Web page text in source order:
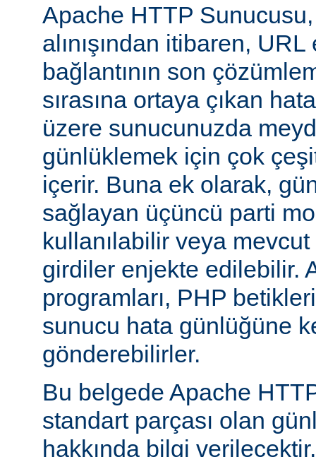
Apache HTTP
alınışından itibaren,
bağlantının son
sırasına ortaya çıkan
üzere sunucunuzda
günlüklemek için çok
içerir. Buna ek olarak,
sağlayan üçüncü parti
kullanılabilir veya
girdiler enjekte edilebilir.
programları, PHP
sunucu hata günlüğüne
gönderebilirler.
Bu belgede Apache
standart parçası olan
hakkında bilgi verilecektir.